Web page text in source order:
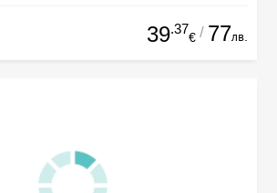
39.37
€ / 77лв.